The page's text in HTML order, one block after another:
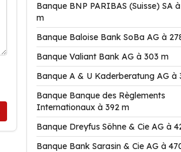
Banque BNP PARIBAS (Suisse) SA
m
Banque Baloise Bank SoBa AG à
Banque Valiant Bank AG à 303 m
Banque A & U Kaderberatung AG à
Banque Banque des Règlements
Internationaux à 392 m
Banque Dreyfus Söhne & Cie AG à
Banque Bank Sarasin & Cie AG à